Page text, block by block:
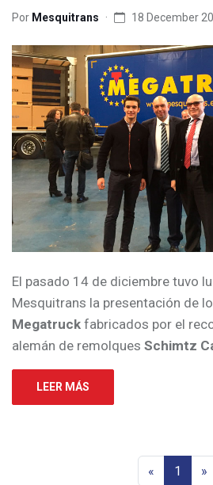
Por Mesquitrans 18 December
El pasado 14 de diciembre tuvo
Mesquitrans la presentación de
Megatruck fabricados por el
alemán de remolques Schimtz
LEER MÁS
« 1 »